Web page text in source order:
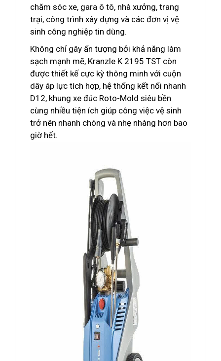
chăm sóc xe, gara ô tô, nhà xưởng, trang
trại, công trình xây dựng và các đơn vị vệ
sinh công nghiệp tin dùng.
Không chỉ gây ấn tượng bởi khả năng làm
sạch mạnh mẽ, Kranzle K 2195 TST còn
được thiết kế cực kỳ thông minh với cuộn
dây áp lực tích hợp, hệ thống kết nối nhanh
D12, khung xe đúc Roto-Mold siêu bền
cùng nhiều tiện ích giúp công việc vệ sinh
trở nên nhanh chóng và nhẹ nhàng hơn bao
giờ hết.